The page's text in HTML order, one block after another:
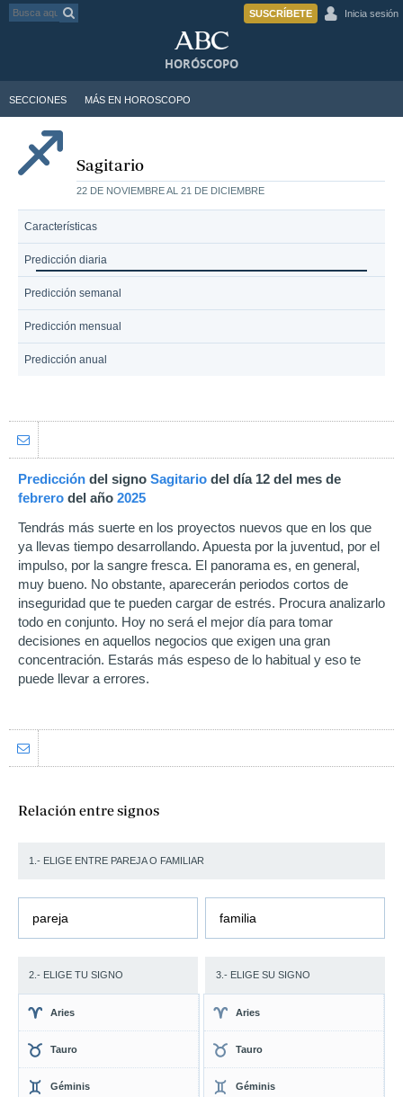
SUSCRÍBETE Inicia sesión
SECCIONES MÁS EN HOROSCOPO
HORÓSCOPO
Sagitario
22 DE NOVIEMBRE AL 21 DE DICIEMBRE
Características
Predicción diaria
Predicción semanal
Predicción mensual
Predicción anual
Predicción del signo Sagitario del día 12 del mes de
febrero del año 2025
Tendrás más suerte en los proyectos nuevos que en los que
ya llevas tiempo desarrollando. Apuesta por la juventud, por el
impulso, por la sangre fresca. El panorama es, en general,
muy bueno. No obstante, aparecerán periodos cortos de
inseguridad que te pueden cargar de estrés. Procura analizarlo
todo en conjunto. Hoy no será el mejor día para tomar
decisiones en aquellos negocios que exigen una gran
concentración. Estarás más espeso de lo habitual y eso te
puede llevar a errores.
Relación entre signos
1.- ELIGE ENTRE PAREJA O FAMILIAR
pareja familia
2.- ELIGE TU SIGNO 3.- ELIGE SU SIGNO
Aries
Tauro
Géminis
Aries
Tauro
Géminis